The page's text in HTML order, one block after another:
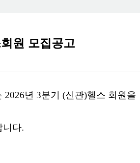
원 모집공고
년 3분기
(신관)헬스 회원을
니다.